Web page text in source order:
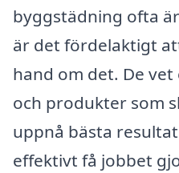
byggstädning ofta
är det fördelaktigt
hand om det. De
och produkter som
uppnå bästa
effektivt få jobbet